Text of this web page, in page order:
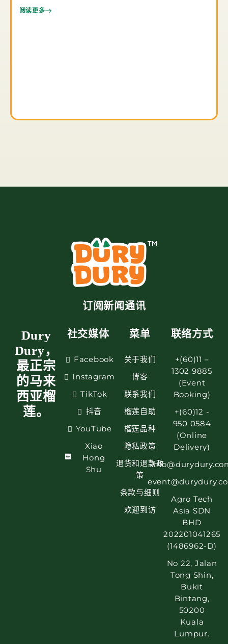
阅读更多
订阅新闻通讯
Dury
Dury，
最正宗
的马来
西亚榴
莲。
社交媒体
Facebook
Instagram
TikTok
抖音
YouTube
Xiao
Hong
Shu
菜单
关于我们
博客
联系我们
榴莲自助
榴莲品种
隐私政策
退货和退款政
策
条款与细则
欢迎到访
联络方式
+(60)11 –
1302 9885
(Event
Booking)
+(60)12 -
950 0584
(Online
Delivery)
Agro Tech
Asia SDN
BHD
202201041265
(1486962-D)
No 22, Jalan
Tong Shin,
Bukit
Bintang,
50200
Kuala
Lumpur.